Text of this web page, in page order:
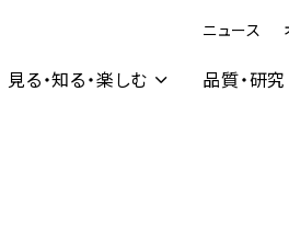
ニュース
見る・知る・楽しむ 品質・研究